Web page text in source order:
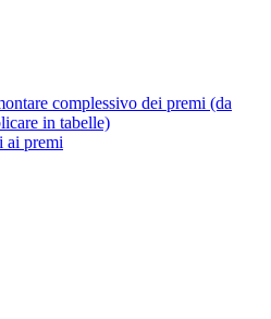
complessivo dei premi (da
in tabelle)
ai premi